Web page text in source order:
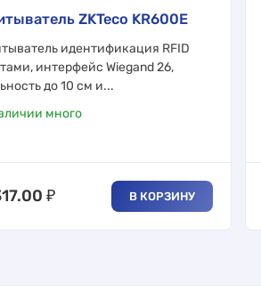
ZKTeco KR600E
идентификация RFID
интерфейс Wiegand 26,
до 10 см и...
много
₽ В КОРЗИНУ